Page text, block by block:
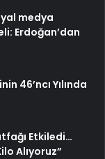
medya
Erdoğan’dan
46’ncı Yılında
Etkiledi…
Alıyoruz”